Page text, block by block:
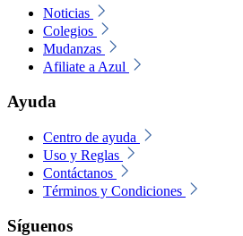
Noticias
Colegios
Mudanzas
Afiliate a Azul
Ayuda
Centro de ayuda
Uso y Reglas
Contáctanos
Términos y Condiciones
Síguenos